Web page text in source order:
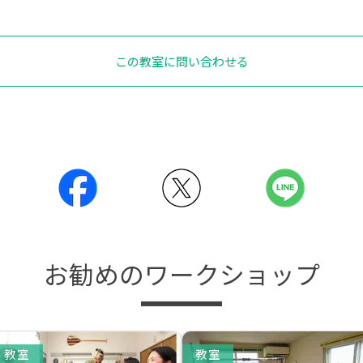
この教室に問い合わせる
お勧めのワークショップ
教室 教室